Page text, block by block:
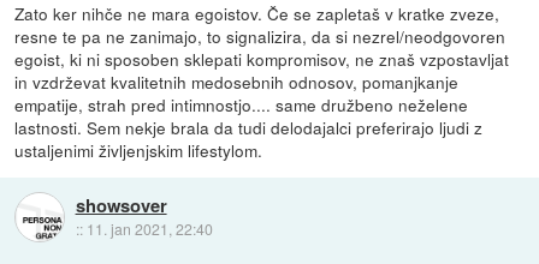
Zato ker nihče ne mara egoistov. Če se zapletaš v kratke zveze,
resne te pa ne zanimajo, to signalizira, da si nezrel/neodgovoren
egoist, ki ni sposoben sklepati kompromisov, ne znaš vzpostavljat
in vzdrževat kvalitetnih medosebnih odnosov, pomanjkanje
empatije, strah pred intimnostjo.... same družbeno neželene
lastnosti. Sem nekje brala da tudi delodajalci preferirajo ljudi z
ustaljenimi življenjskim lifestylom.
showsover
:: 11. jan 2021, 22:40